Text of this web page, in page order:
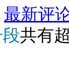
最新评
共有